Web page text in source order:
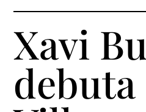
Xavi
debuta